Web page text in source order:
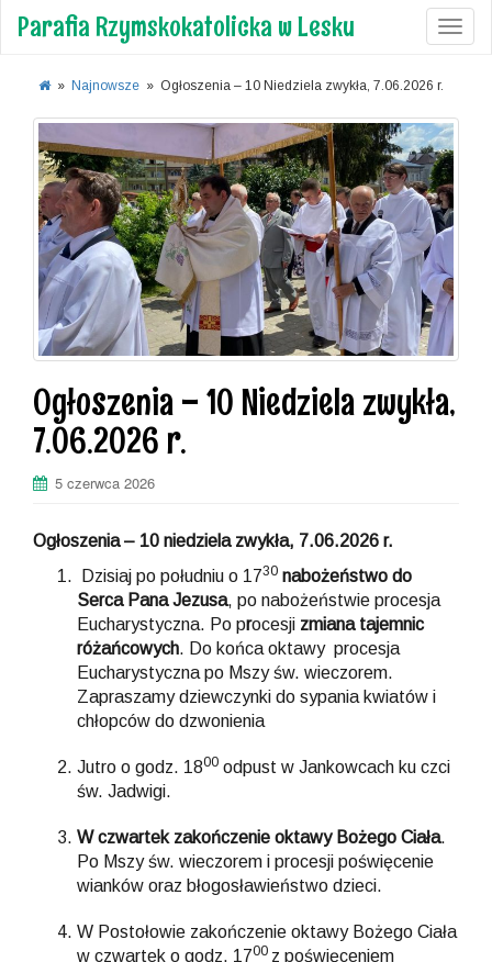
Parafia Rzymskokatolicka w Lesku
» Najnowsze » Ogłoszenia – 10 Niedziela zwykła, 7.06.2026 r.
Ogłoszenia – 10 Niedziela zwykła,
7.06.2026 r.
5 czerwca 2026
Ogłoszenia – 10 niedziela zwykła, 7.06.2026 r.
Dzisiaj po południu o 1730 nabożeństwo do
Serca Pana Jezusa, po nabożeństwie procesja
Eucharystyczna. Po procesji zmiana tajemnic
różańcowych. Do końca oktawy procesja
Eucharystyczna po Mszy św. wieczorem.
Zapraszamy dziewczynki do sypania kwiatów i
chłopców do dzwonienia
Jutro o godz. 1800 odpust w Jankowcach ku czci
św. Jadwigi.
W czwartek zakończenie oktawy Bożego Ciała.
Po Mszy św. wieczorem i procesji poświęcenie
wianków oraz błogosławieństwo dzieci.
W Postołowie zakończenie oktawy Bożego Ciała
w czwartek o godz. 1700 z poświęceniem